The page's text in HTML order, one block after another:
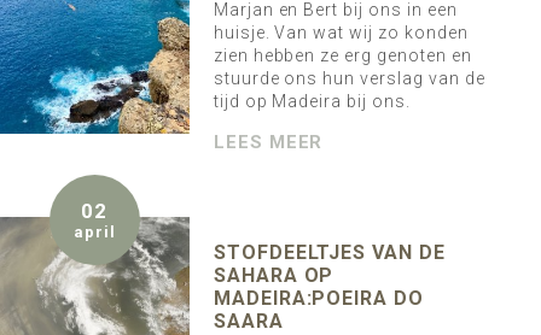
Marjan en Bert bij ons in een
huisje. Van wat wij zo konden
zien hebben ze erg genoten en
stuurde ons hun verslag van de
tijd op Madeira bij ons.
LEES MEER
02
april
STOFDEELTJES VAN DE
SAHARA OP
MADEIRA:POEIRA DO
SAARA